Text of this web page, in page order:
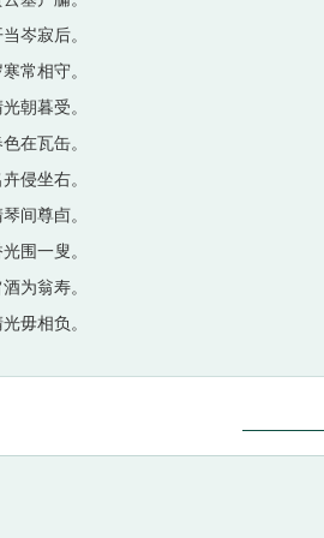
岑寂后。
常相守。
朝暮受。
在瓦缶。
侵坐右。
间尊卣。
围一叟。
为翁寿。
毋相负。